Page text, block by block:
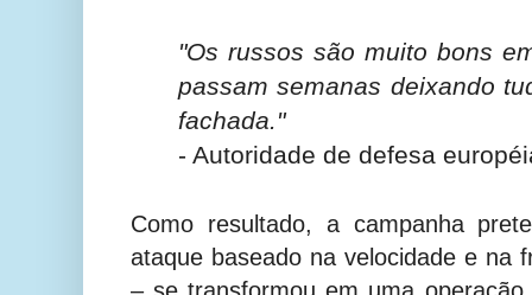
"Os russos são muito bons
passam semanas deixando
fachada."
- Autoridade de defesa
Como resultado, a campanha
ataque baseado na velocidade e na